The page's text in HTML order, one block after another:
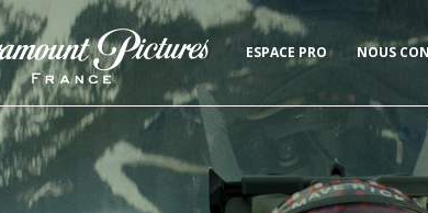
ESPACE PRO NOUS